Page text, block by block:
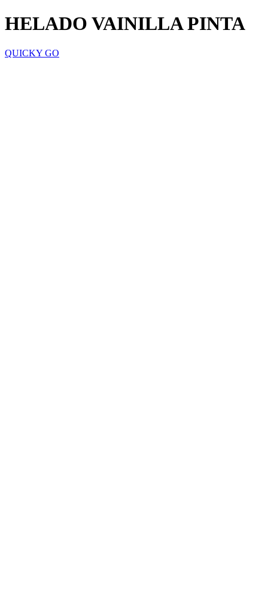
HELADO VAINILLA PINTA
QUICKY GO